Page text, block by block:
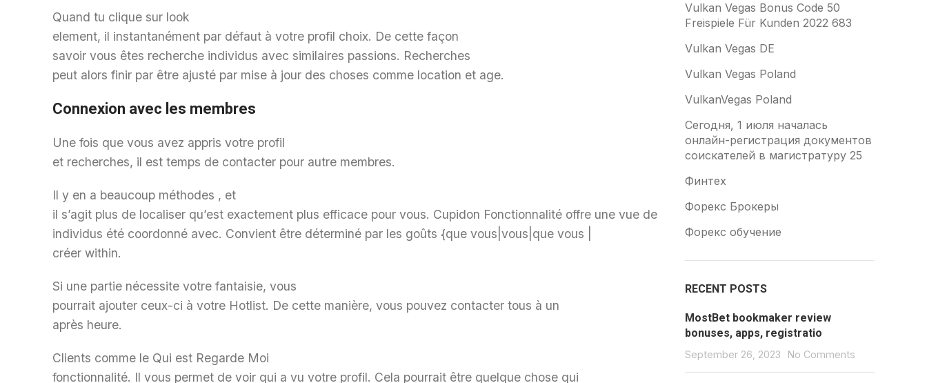
Quand tu clique sur look
element, il instantanément par défaut à votre profil choix. De cette façon
savoir vous êtes recherche individus avec similaires passions. Recherches
peut alors finir par être ajusté par mise à jour des choses comme location et age.
Connexion avec les membres
Une fois que vous avez appris votre profil
et recherches, il est temps de contacter pour autre membres.
Il y en a beaucoup méthodes , et
il s’agit plus de localiser qu’est exactement plus efficace pour vous. Cupidon Fonctionnalité offre une vue de
individus été coordonné avec. Convient être déterminé par les goûts {que vous|vous|que vous |
créer within.
Si une partie nécessite votre fantaisie, vous
pourrait ajouter ceux-ci à votre Hotlist. De cette manière, vous pouvez contacter tous à un
après heure.
Clients comme le Qui est Regarde Moi
fonctionnalité. Il vous permet de voir qui a vu votre profil. Cela pourrait être quelque chose qui
Vulkan Vegas Bonus Code 50
Freispiele Für Kunden 2022 683
Vulkan Vegas DE
Vulkan Vegas Poland
VulkanVegas Poland
Сегодня, 1 июля началась
онлайн-регистрация документов
соискателей в магистратуру 25
Финтех
Форекс Брокеры
Форекс обучение
RECENT POSTS
MostBet bookmaker review
bonuses, apps, registratio
September 26, 2023 No Comments